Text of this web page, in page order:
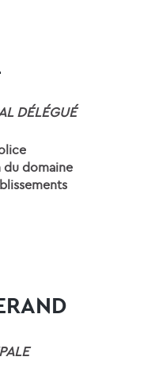
DÉLÉGUÉ
du domaine